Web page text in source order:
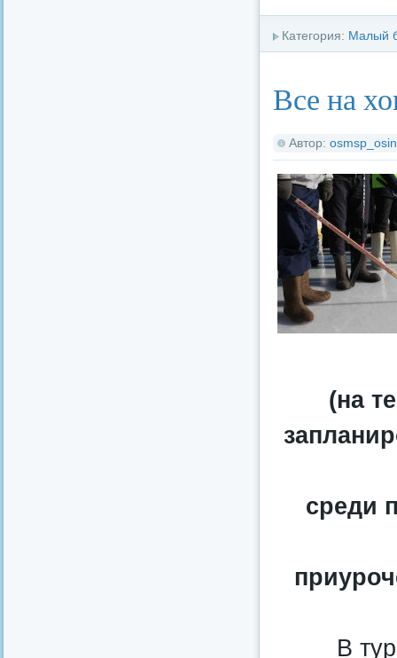
Категория: Малый
Все на
Автор:
(на
среди
В